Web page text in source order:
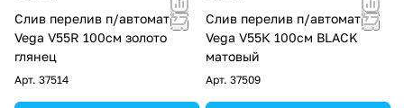
Слив перелив п/автомат
Vega V55R 100см золото
глянец
Арт. 37514
Слив перелив п/автомат
Vega V55К 100см BLACK
матовый
Арт. 37509